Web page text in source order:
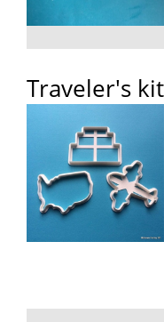
Traveler's